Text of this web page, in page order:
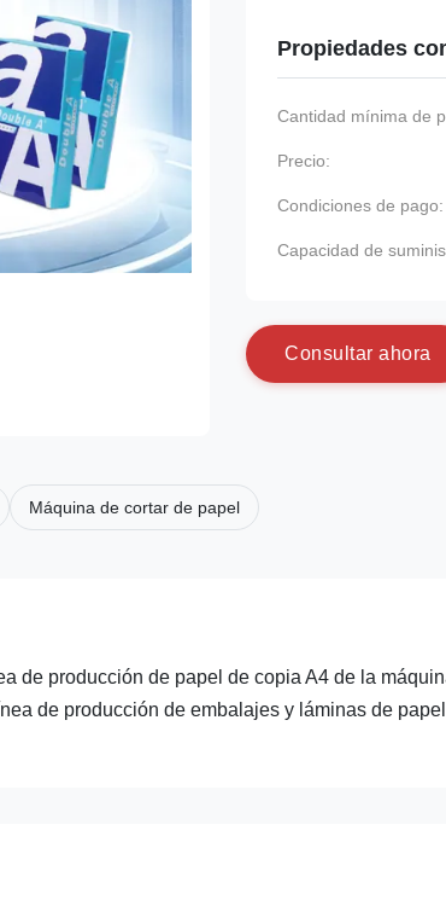
Propiedades
Cantidad mínima de
Precio:
Condiciones de pago:
Capacidad de
Consu tar a hora
Máquina de cortar de papel
de producción de papel de copia A4 de la
de producción de embalajes y láminas de